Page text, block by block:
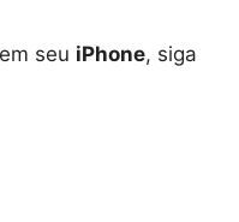
em seu iPhone, siga